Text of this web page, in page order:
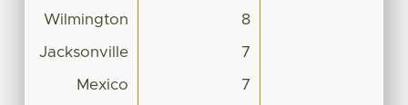
Wilmington 8
Jacksonville 7
Mexico 7